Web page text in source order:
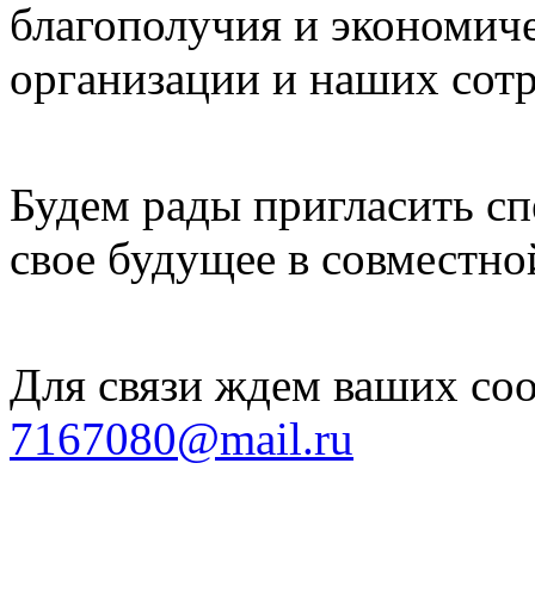
благополучия и
организации и наших
Будем рады пригласить
свое будущее в
Для связи ждем ваших
7167080@mail.ru